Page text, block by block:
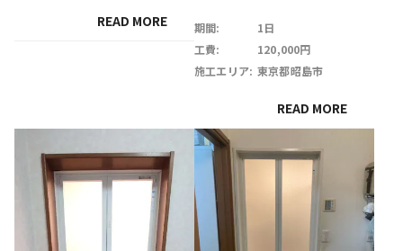
READ MORE 期間:
1日
工費:
120,000円
施工エリア: 東京都昭島市
READ MORE